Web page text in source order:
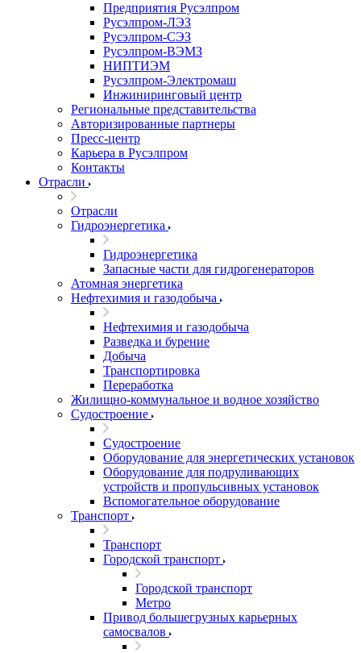
Предприятия Русэлпром
Русэлпром-ЛЭЗ
Русэлпром-СЭЗ
Русэлпром-ВЭМЗ
НИПТИЭМ
Русэлпром-Электромаш
Инжиниринговый центр
Региональные представительства
Авторизированные партнеры
Пресс-центр
Карьера в Русэлпром
Контакты
Отрасли
Отрасли
Гидроэнергетика
Гидроэнергетика
Запасные части для гидрогенераторов
Атомная энергетика
Нефтехимия и газодобыча
Нефтехимия и газодобыча
Разведка и бурение
Добыча
Транспортировка
Переработка
Жилищно-коммунальное и водное хозяйство
Судостроение
Судостроение
Оборудование для энергетических установок
Оборудование для подруливающих
устройств и пропульсивных установок
Вспомогательное оборудование
Транспорт
Транспорт
Городской транспорт
Городской транспорт
Метро
Привод большегрузных карьерных
самосвалов